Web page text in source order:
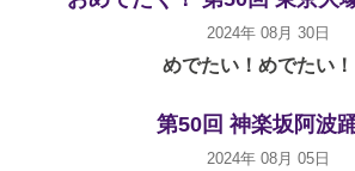
2024年 08月 30日
めでたい！めでたい！
第50回 神楽坂阿波
2024年 08月 05日